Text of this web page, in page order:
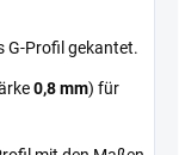
G-Profil gekantet.
0,8 mm) für